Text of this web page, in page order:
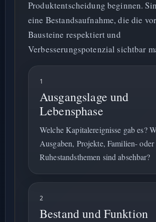
Produktentscheidung beginnen.
eine Bestandsaufnahme, die die
Bausteine respektiert und
Verbesserungspotenzial sichtbar
1
Ausgangslage und
Lebensphase
Welche Kapitalereignisse gab es?
Ausgaben, Projekte, Familien- oder
Ruhestandsthemen sind absehbar?
2
Bestand und Funktion